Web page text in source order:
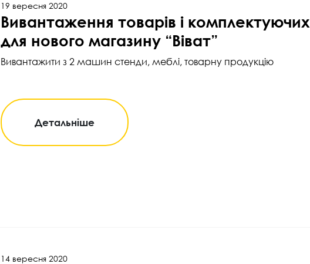
19 вересня 2020
Вивантаження товарів і комплектуючих
для нового магазину “Віват”
Вивантажити з 2 машин стенди, меблі, товарну продукцію
Детальніше
14 вересня 2020